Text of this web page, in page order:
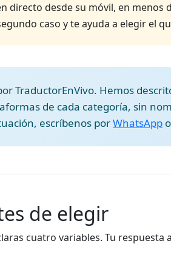
directo desde su móvil, en menos
caso y te ayuda a elegir el
TraductorEnVivo. Hemos
de cada categoría, sin
escríbenos porWhatsApp o
de elegir
cuatro variables. Tu